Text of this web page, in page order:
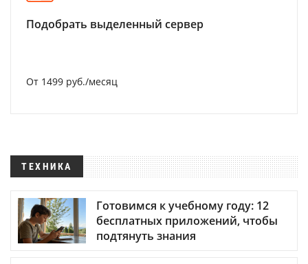
Подобрать выделенный сервер
От 1499 руб./месяц
ТЕХНИКА
Готовимся к учебному году: 12
бесплатных приложений, чтобы
подтянуть знания